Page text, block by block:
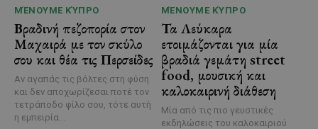
ΜΈΝΟΥΜΕ ΚΎΠΡΟ
Βραδινή πεζοπορία στον
Μαχαιρά με τον σκύλο
σου και θέα τις Περσείδες
Αν αγαπάς τις βόλτες στη φύση
και δεν αποχωρίζεσαι ποτέ τον
τετράποδο φίλο σου, τότε αυτή
η εμπειρία...
ΜΈΝΟΥΜΕ ΚΎΠΡΟ
Τα Λεύκαρα
ετοιμάζονται για μία
βραδιά γεμάτη street
food, μουσική και
καλοκαιρινή διάθεση
Μία από τις πιο γευστικές
εκδηλώσεις του καλοκαιριού